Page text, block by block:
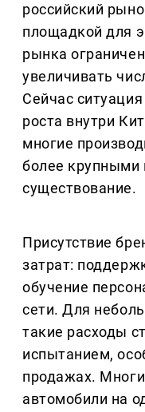
российский
площадкой для
рынка
увеличивать
Сейчас
роста внутри
многие
более крупными
существование.
Присутствие
затрат:
обучение
сети. Для
такие расходы
испытанием,
продажах.
автомобили на